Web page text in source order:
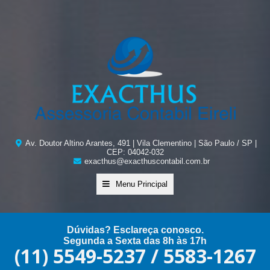
Av. Doutor Altino Arantes, 491 | Vila Clementino | São Paulo / SP |
CEP: 04042-032
exacthus@exacthuscontabil.com.br
Menu Principal
Dúvidas? Esclareça conosco.
Segunda a Sexta das 8h às 17h
(11) 5549-5237 / 5583-1267